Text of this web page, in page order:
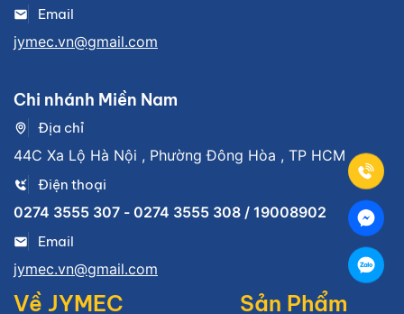
Email
jymec.vn@gmail.com
Chi nhánh Miền Nam
Địa chỉ
44C Xa Lộ Hà Nội , Phường Đông Hòa , TP HCM
Điện thoại
0274 3555 307 - 0274 3555 308 / 19008902
Email
jymec.vn@gmail.com
Về JYMEC Sản Phẩm